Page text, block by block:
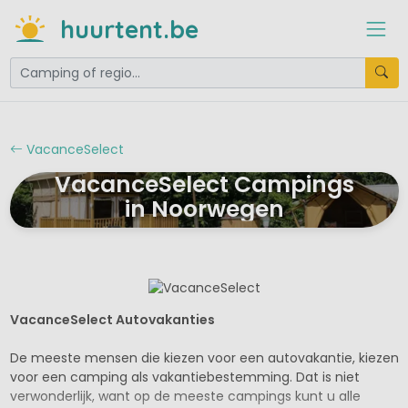
huurtent.be
VacanceSelect
VacanceSelect Campings
in Noorwegen
VacanceSelect Autovakanties
De meeste mensen die kiezen voor een autovakantie, kiezen
voor een camping als vakantiebestemming. Dat is niet
verwonderlijk, want op de meeste campings kunt u alle